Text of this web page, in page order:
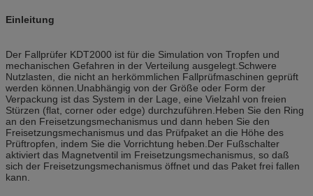
Einleitung
Der Fallprüfer KDT2000 ist für die Simulation von Tropfen und
mechanischen Gefahren in der Verteilung ausgelegt.Schwere
Nutzlasten, die nicht an herkömmlichen Fallprüfmaschinen geprüft
werden können.Unabhängig von der Größe oder Form der
Verpackung ist das System in der Lage, eine Vielzahl von freien
Stürzen (flat, corner oder edge) durchzuführen.Heben Sie den Ring
an den Freisetzungsmechanismus und dann heben Sie den
Freisetzungsmechanismus und das Prüfpaket an die Höhe des
Prüftropfen, indem Sie die Vorrichtung heben.Der Fußschalter
aktiviert das Magnetventil im Freisetzungsmechanismus, so daß
sich der Freisetzungsmechanismus öffnet und das Paket frei fallen
kann.